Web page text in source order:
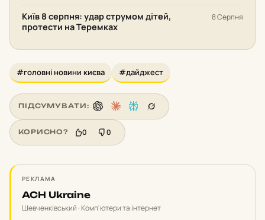
Київ 8 серпня: удар струмом дітей,
протести на Теремках
8 Серпня
#головні новини києва #дайджест
ПІДСУМУВАТИ:
КОРИСНО? 0 0
РЕКЛАМА
ACH Ukraine
Шевченківський · Комп'ютери та інтернет